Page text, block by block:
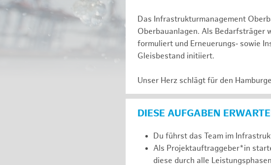
Das Infrastrukturmanagement
Oberbauanlagen. Als Bedarfsträger
formuliert und Erneuerungs‑ sowie
Gleisbestand initiiert.
Unser Herz schlägt für den
DIESE AUFGABEN
Du führst das Team im
Als Projektauftraggeber*in
diese durch alle